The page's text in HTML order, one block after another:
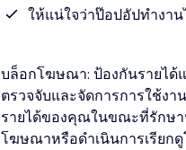
ให้แน่ใจว่าป๊อปอัปทำงา
บล็อกโฆษณา: ป้องกันรายได้
ตรวจจับและจัดการการใช้ง
รายได้ของคุณในขณะที่รักษ
โฆษณาหรือดำเนินการเรียก